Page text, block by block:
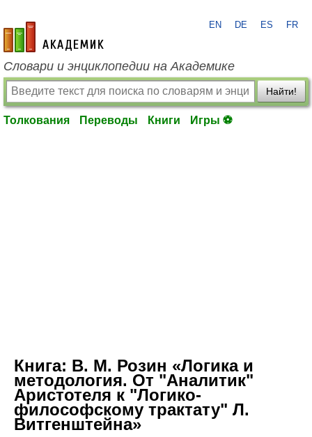
academic.ru
EN DE ES FR
Словари и энциклопедии на Академике
Найти!
Толкования Переводы Книги Игры ⚽
Книга: В. М. Розин «Логика и
методология. От "Аналитик"
Аристотеля к "Логико-
философскому трактату" Л.
Витгенштейна»